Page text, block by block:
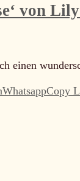
von
einen
WhatsappCopy